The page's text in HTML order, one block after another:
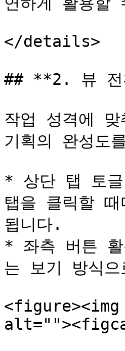
</details>
## **2. 뷰 전
작업 성격에
기획의 완성도
* 상단 탭 토
탭을 클릭할
됩니다.
* 좌측 버튼 활
는 보기 방식